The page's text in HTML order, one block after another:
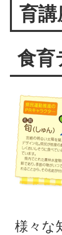
育
食育
様々な